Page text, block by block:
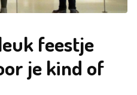
feestje
je kind of